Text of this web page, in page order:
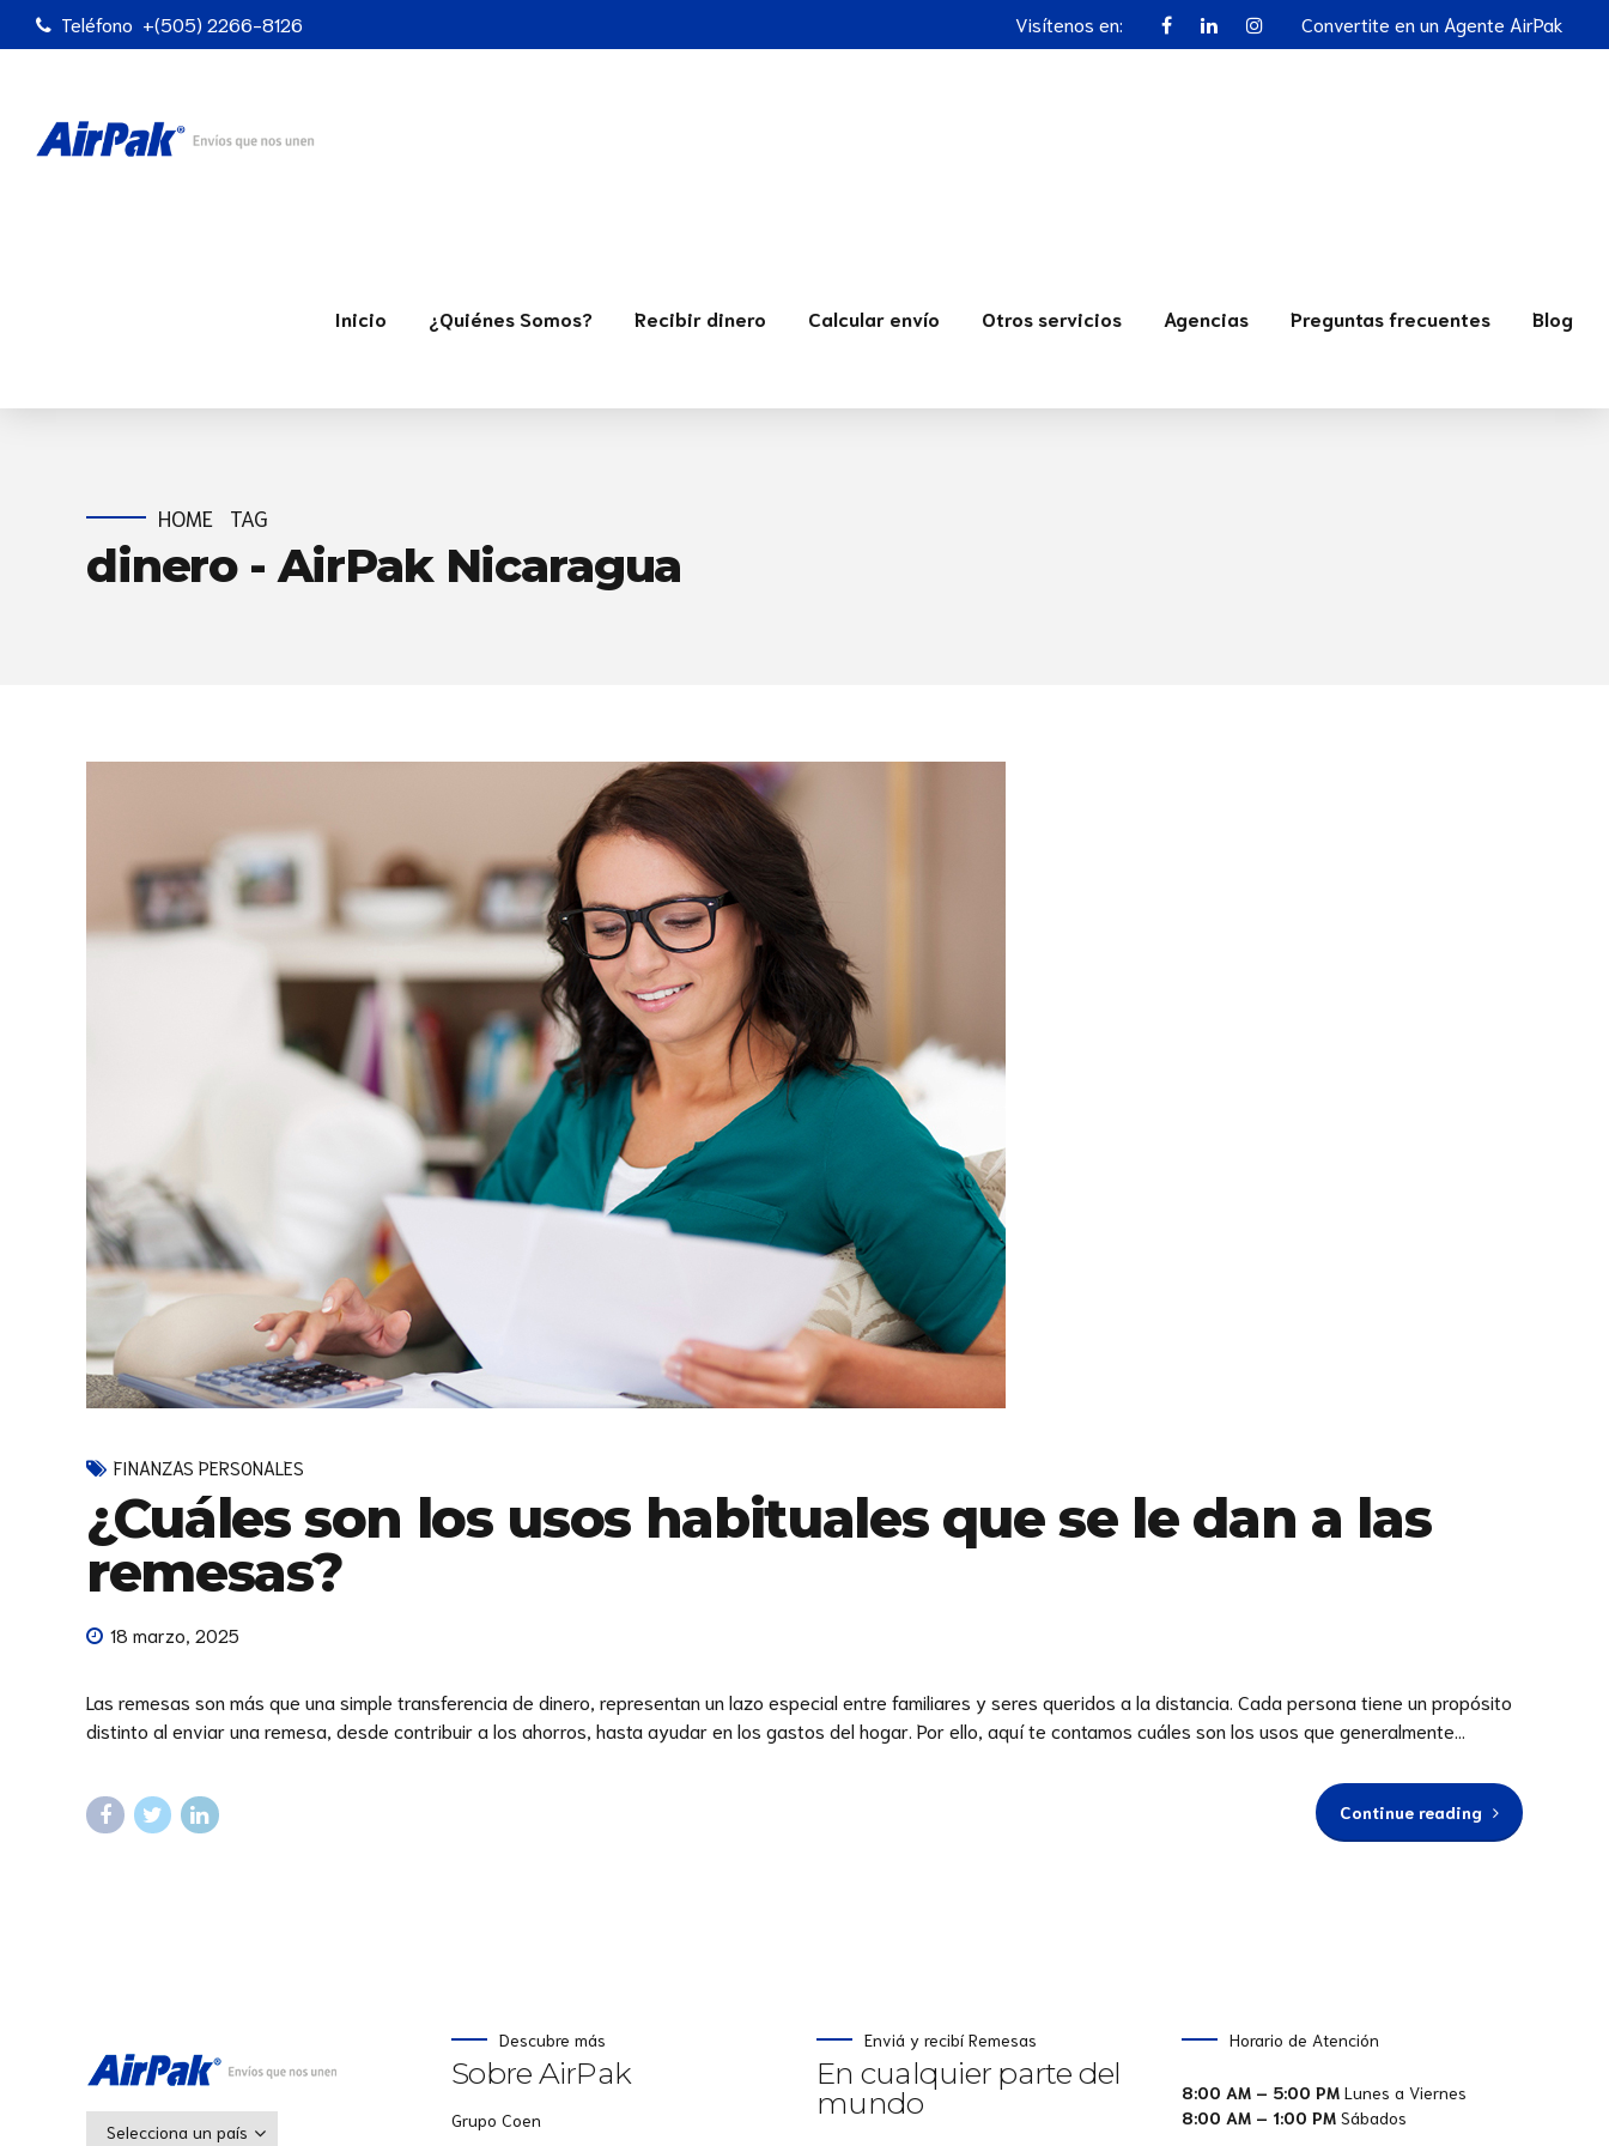
Teléfono +(505) 2266-8126 Visítenos en: Convertite en un Agente AirPak
Inicio ¿Quiénes Somos? Recibir dinero Calcular envío Otros servicios Agencias Preguntas frecuentes Blog
HOME TAG
dinero - AirPak Nicaragua
FINANZAS PERSONALES
¿Cuáles son los usos habituales que se le dan a las
remesas?
18 marzo, 2025
Las remesas son más que una simple transferencia de dinero, representan un lazo especial entre familiares y seres queridos a la distancia. Cada persona tiene un propósito
distinto al enviar una remesa, desde contribuir a los ahorros, hasta ayudar en los gastos del hogar. Por ello, aquí te contamos cuáles son los usos que generalmente...
Continue reading
Selecciona un país
Descubre más
Sobre AirPak
Grupo Coen
Enviá y recibí Remesas
En cualquier parte del
mundo
Horario de Atención
8:00 AM – 5:00 PM Lunes a Viernes
8:00 AM – 1:00 PM Sábados